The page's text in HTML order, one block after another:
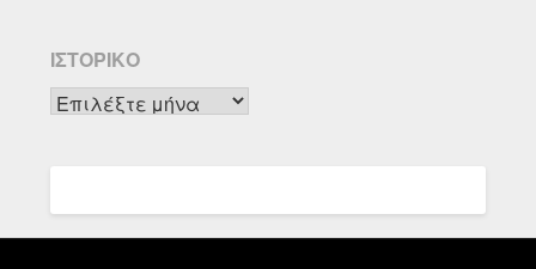
ΙΣΤΟΡΙΚΌ
Ιστορικό